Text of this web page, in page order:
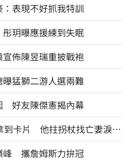
表現不好抓我特訓
玥曝應援練到失眠
佈陳昱瑞重披戰袍
猛獅二游人選兩難
好友陳傑憲揭內幕
到卡片 他拄拐杖找亡妻淚：
峰 攜詹姆斯力拚冠